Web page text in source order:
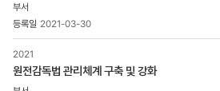
>
대상사업
선정기준
및
현황
2021-03-30
2021
원전감독법 관리체계 구축 및 강화